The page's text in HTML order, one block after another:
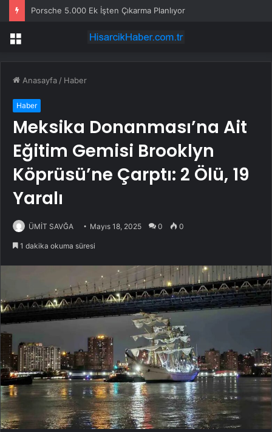
Porsche 5.000 Ek İşten Çıkarma Planlıyor
Menü
Anasayfa / Haber
Haber
Meksika Donanması’na Ait
Eğitim Gemisi Brooklyn
Köprüsü’ne Çarptı: 2 Ölü, 19
Yaralı
ÜMİT SAVĞA Mayıs 18, 2025 0 0
1 dakika okuma süresi